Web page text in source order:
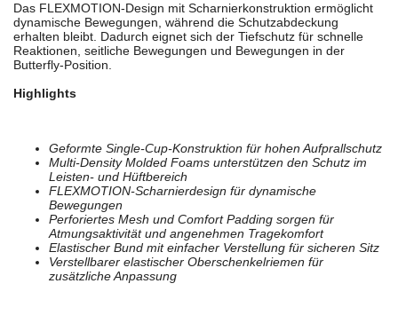
Das FLEXMOTION-Design mit Scharnierkonstruktion ermöglicht
dynamische Bewegungen, während die Schutzabdeckung
erhalten bleibt. Dadurch eignet sich der Tiefschutz für schnelle
Reaktionen, seitliche Bewegungen und Bewegungen in der
Butterfly-Position.
Highlights
Geformte Single-Cup-Konstruktion für hohen Aufprallschutz
Multi-Density Molded Foams unterstützen den Schutz im
Leisten- und Hüftbereich
FLEXMOTION-Scharnierdesign für dynamische
Bewegungen
Perforiertes Mesh und Comfort Padding sorgen für
Atmungsaktivität und angenehmen Tragekomfort
Elastischer Bund mit einfacher Verstellung für sicheren Sitz
Verstellbarer elastischer Oberschenkelriemen für
zusätzliche Anpassung